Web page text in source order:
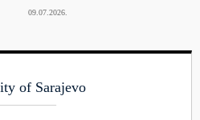
09.07.2026.
of Sarajevo